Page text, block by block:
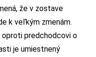
že v zostave
k veľkým zmenám.
oproti predchodcovi o
je umiestnený